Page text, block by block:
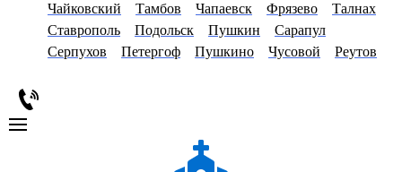
Чайковский
Тамбов Чапаевск Фрязево
Талнах
Ставрополь
Подольск Пушкин
Сарапул
Серпухов
Петергоф Пушкино Чусовой Реутов